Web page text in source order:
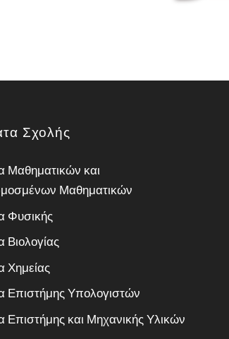
Σχολής
Μαθηματικών και
Μαθηματικών
Φυσικής
Βιολογίας
Χημείας
Επιστήμης Υπολογιστών
Επιστήμης και Μηχανικής Υλικών